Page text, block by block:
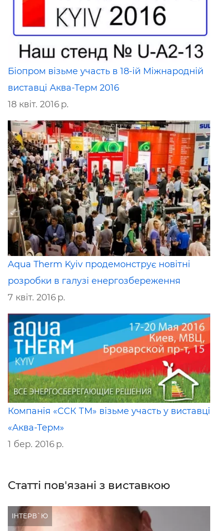
Біопром візьме участь в 18-ій Міжнародній
виставці Аква-Терм 2016
18 квіт. 2016 р.
Aqua Therm Kyiv продемонструє новітні
розробки в галузі енергозбереження
7 квіт. 2016 р.
Компанія «ССК ТМ» візьме участь у виставці
«Аква-Терм»
1 бер. 2016 р.
Статті пов'язані з виставкою
ІНТЕРВ`Ю